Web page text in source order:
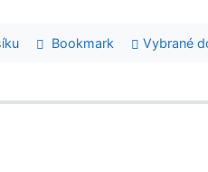
Bookmark Vybrané